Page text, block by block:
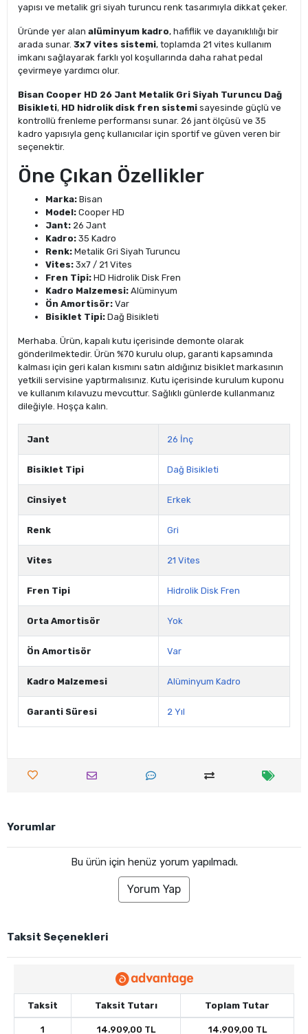
yapısı ve metalik gri siyah turuncu renk tasarımıyla dikkat çeker.
Üründe yer alan alüminyum kadro, hafiflik ve dayanıklılığı bir
arada sunar. 3x7 vites sistemi, toplamda 21 vites kullanım
imkanı sağlayarak farklı yol koşullarında daha rahat pedal
çevirmeye yardımcı olur.
Bisan Cooper HD 26 Jant Metalik Gri Siyah Turuncu Dağ
Bisikleti, HD hidrolik disk fren sistemi sayesinde güçlü ve
kontrollü frenleme performansı sunar. 26 jant ölçüsü ve 35
kadro yapısıyla genç kullanıcılar için sportif ve güven veren bir
seçenektir.
Öne Çıkan Özellikler
Marka: Bisan
Model: Cooper HD
Jant: 26 Jant
Kadro: 35 Kadro
Renk: Metalik Gri Siyah Turuncu
Vites: 3x7 / 21 Vites
Fren Tipi: HD Hidrolik Disk Fren
Kadro Malzemesi: Alüminyum
Ön Amortisör: Var
Bisiklet Tipi: Dağ Bisikleti
Merhaba. Ürün, kapalı kutu içerisinde demonte olarak
gönderilmektedir. Ürün %70 kurulu olup, garanti kapsamında
kalması için geri kalan kısmını satın aldığınız bisiklet markasının
yetkili servisine yaptırmalısınız. Kutu içerisinde kurulum kuponu
ve kullanım kılavuzu mevcuttur. Sağlıklı günlerde kullanmanız
dileğiyle. Hoşça kalın.
Jant 26 İnç
Bisiklet Tipi Dağ Bisikleti
Cinsiyet Erkek
Renk Gri
Vites 21 Vites
Fren Tipi Hidrolik Disk Fren
Orta Amortisör Yok
Ön Amortisör Var
Kadro Malzemesi Alüminyum Kadro
Garanti Süresi 2 Yıl
Yorumlar
Bu ürün için henüz yorum yapılmadı.
Yorum Yap
Taksit Seçenekleri
Taksit Taksit Tutarı Toplam Tutar
1 14.909,00 TL 14.909,00 TL